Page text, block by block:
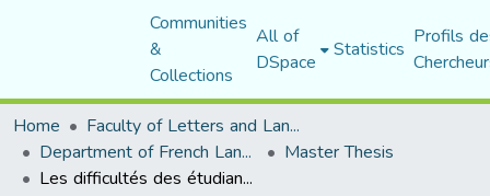
Communities
&
Collections
All of
DSpace Statistics Profils
Home
Faculty of Letters and Languages
Department of French Language and Literature Master Thesis
Les difficultés des étudiants de FLE en expression orale : origines et stratégies de remédiation (cas des étudiants de première année Licence, Université de M’sila)